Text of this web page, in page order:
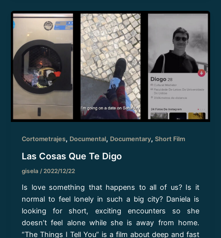
Cortometrajes, Documental, Documentary,Short Film
Las Cosas Que Te Digo
gisela/2022/12/22
Is love something that happens to all of us? Is it
normal to feel lonely in such a big city? Daniela is
looking for short, exciting encounters so she
doesn’t feel alone while she is away from home.
“The Things I Tell You” is a film about deep and fast